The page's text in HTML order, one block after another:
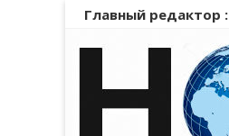
Главный редактор :